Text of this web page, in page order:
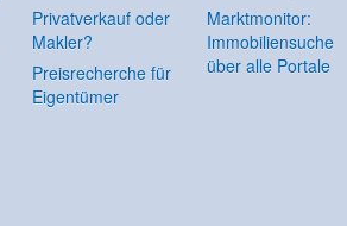
Privatverkauf oder
Makler?
Preisrecherche für
Eigentümer
Marktmonitor:
Immobiliensuche
über alle Portale